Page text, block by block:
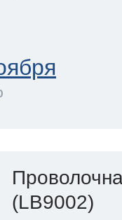
(LB9002)